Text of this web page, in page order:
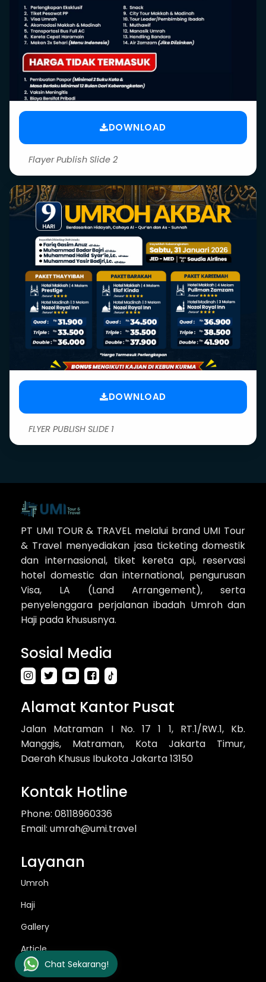
DOWNLOAD
Flayer Publish Slide 2
DOWNLOAD
FLYER PUBLISH SLIDE 1
PT UMI TOUR & TRAVEL melalui brand UMI Tour
& Travel menyediakan jasa ticketing domestik
dan internasional, tiket kereta api, reservasi
hotel domestic dan international, pengurusan
Visa, LA (Land Arrangement), serta
penyelenggara perjalanan ibadah Umroh dan
Haji pada khususnya.
Sosial Media
Alamat Kantor Pusat
Jalan Matraman I No. 17 1 1, RT.1/RW.1, Kb.
Manggis, Matraman, Kota Jakarta Timur,
Daerah Khusus Ibukota Jakarta 13150
Kontak Hotline
Phone: 08118960336
Email: umrah@umi.travel
Layanan
Umroh
Haji
Gallery
Article
Chat Sekarang!